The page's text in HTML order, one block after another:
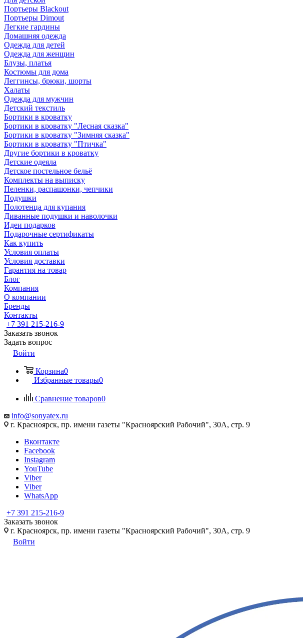
Портьеры Blackout
Портьеры Dimout
Легкие гардины
Домашняя одежда
Одежда для детей
Одежда для женщин
Блузы, платья
Костюмы для дома
Леггинсы, брюки, шорты
Халаты
Одежда для мужчин
Детский текстиль
Бортики в кроватку
Бортики в кроватку "Лесная сказка"
Бортики в кроватку "Зимняя сказка"
Бортики в кроватку "Птичка"
Другие бортики в кроватку
Детские одеяла
Детское постельное бельё
Комплекты на выписку
Пеленки, распашонки, чепчики
Подушки
Полотенца для купания
Диванные подушки и наволочки
Идеи подарков
Подарочные сертификаты
Как купить
Условия оплаты
Условия доставки
Гарантия на товар
Блог
Компания
О компании
Бренды
Контакты
+7 391 215-216-9
Заказать звонок
Задать вопрос
Войти
Корзина0
Избранные товары0
Сравнение товаров0
info@sonyatex.ru
г. Красноярск, пр. имени газеты "Красноярский Рабочий", 30А, стр. 9
Вконтакте
Facebook
Instagram
YouTube
Viber
Viber
WhatsApp
+7 391 215-216-9
Заказать звонок
г. Красноярск, пр. имени газеты "Красноярский Рабочий", 30А, стр. 9
Войти